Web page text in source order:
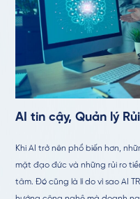
AI tin cậy, Quản lý
Khi AI trở nên phổ biến hơn,
mặt đạo đức và những rủi ro
tâm. Đó cũng là lí do vì sao AI